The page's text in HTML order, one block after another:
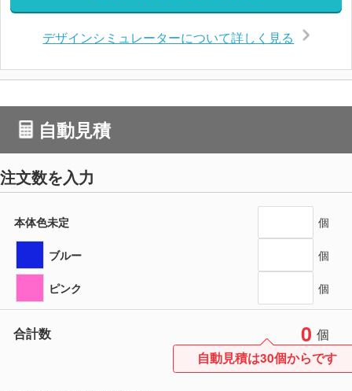
デザインシミュレーターについて詳しく見る
自動見積
注文数を入力
本体色未定 個
ブルー 個
ピンク 個
合計数 0 個
自動見積は30個からです